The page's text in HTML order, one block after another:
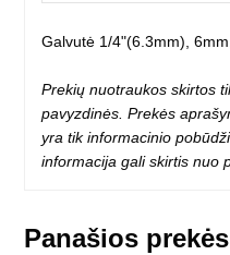
Galvutė 1/4"(6.3mm),
Prekių nuotraukos skirtos
pavyzdinės. Prekės
yra tik informacinio
informacija gali skirtis nuo
Panašios prekės